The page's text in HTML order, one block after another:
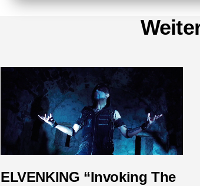
ELVENKING “Invoking The